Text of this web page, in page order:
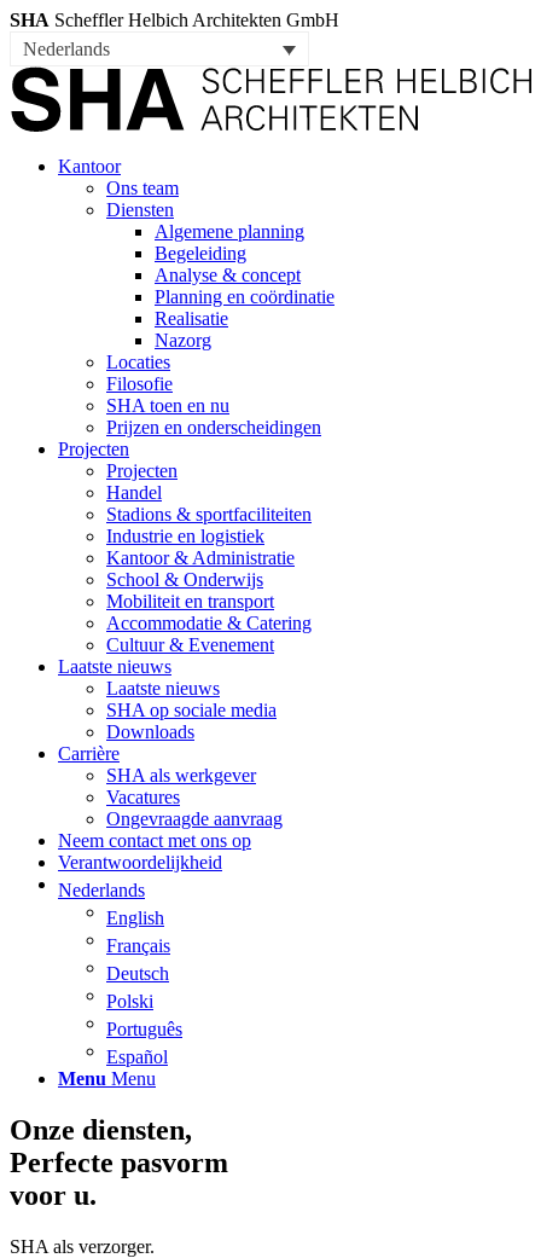
SHA Scheffler Helbich Architekten GmbH
Nederlands
Kantoor
Ons team
Diensten
Algemene planning
Begeleiding
Analyse & concept
Planning en coördinatie
Realisatie
Nazorg
Locaties
Filosofie
SHA toen en nu
Prijzen en onderscheidingen
Projecten
Projecten
Handel
Stadions & sportfaciliteiten
Industrie en logistiek
Kantoor & Administratie
School & Onderwijs
Mobiliteit en transport
Accommodatie & Catering
Cultuur & Evenement
Laatste nieuws
Laatste nieuws
SHA op sociale media
Downloads
Carrière
SHA als werkgever
Vacatures
Ongevraagde aanvraag
Neem contact met ons op
Verantwoordelijkheid
Nederlands
English
Français
Deutsch
Polski
Português
Español
Menu Menu
Onze diensten,
Perfecte pasvorm
voor u.
SHA als verzorger.